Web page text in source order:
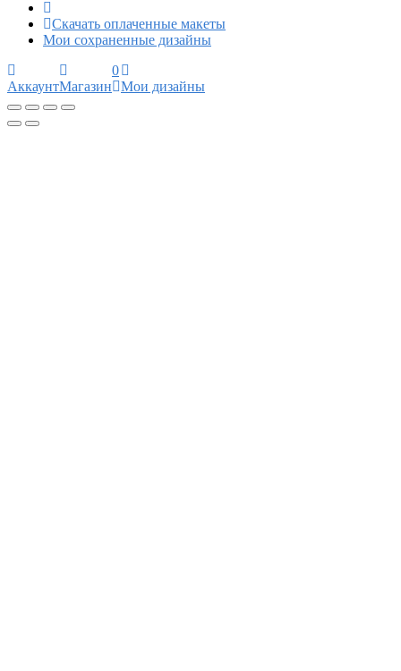
Скачать оплаченные макеты
Мои сохраненные дизайны
АккаунтМагазин
0
Мои дизайны